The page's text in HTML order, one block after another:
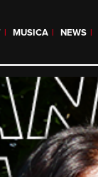
MUSICA NEWS